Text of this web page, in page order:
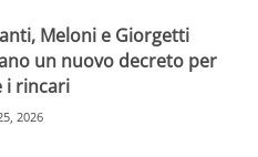
Meloni e Giorgetti
un nuovo decreto per
i rincari
2026